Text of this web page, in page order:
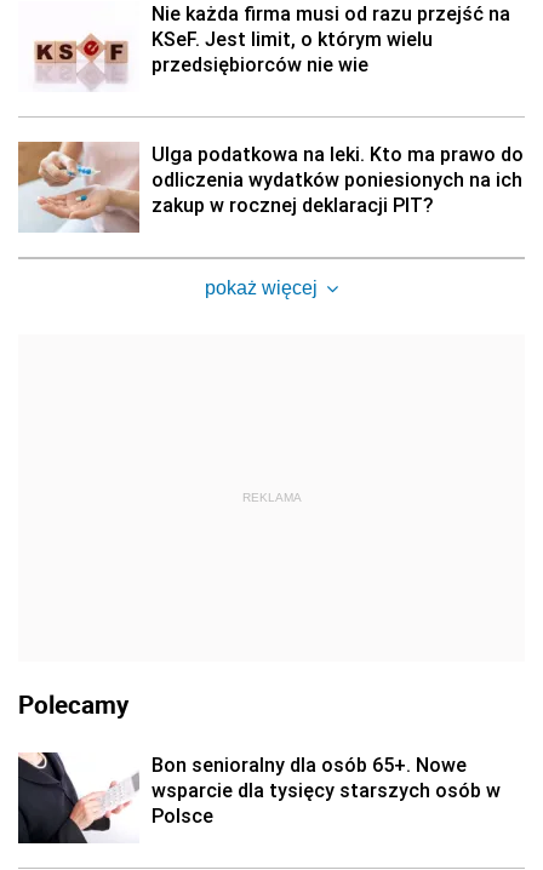
Nie każda firma musi od razu przejść na
KSeF. Jest limit, o którym wielu
przedsiębiorców nie wie
Ulga podatkowa na leki. Kto ma prawo do
odliczenia wydatków poniesionych na ich
zakup w rocznej deklaracji PIT?
pokaż więcej
REKLAMA
Polecamy
Bon senioralny dla osób 65+. Nowe
wsparcie dla tysięcy starszych osób w
Polsce